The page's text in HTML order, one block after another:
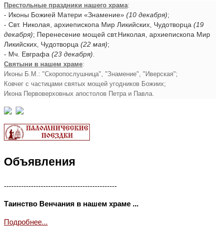
Престольные праздники нашего храма:
- Иконы Божией Матери «Знамение» (10 декабря);
- Свт. Николая, архиепископа Мир Ликийских, Чудотворца (19
декабря); Перенесение мощей свт.Николая, архиепископа Мир
Ликийских, Чудотворца (22 мая);
- Мч. Евграфа (23 декабря)
Святыни в нашем храме:
Иконы Б.М.: "Скоропослушница", "Знамение", "Иверская";
Ковчег с частицами святых мощей угодников Божиих;
Икона Первоверховных апостолов Петра и Павла.
Объявления
----------------------------------------------
Таинство Венчания в нашем храме ...
Подробнее...